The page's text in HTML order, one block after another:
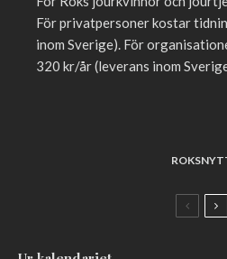
För privatpersoner kostar
inom Sverige). För
320 kr/år (leverans inom